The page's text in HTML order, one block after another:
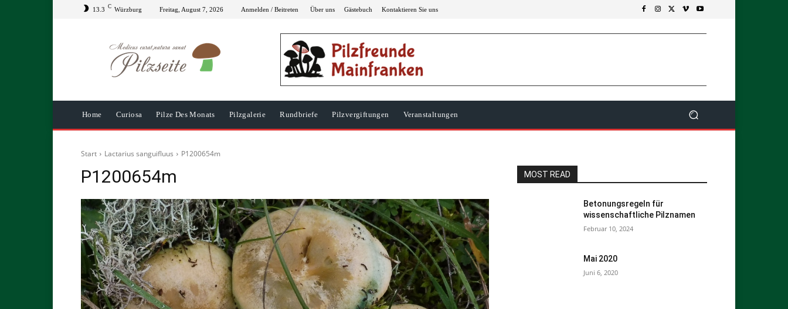
13.3 C Würzburg Freitag, August 7, 2026 Anmelden / Beitreten Über uns Gästebuch Kontaktieren Sie uns
Home Curiosa Pilze Des Monats Pilzgalerie Rundbriefe Pilzvergiftungen Veranstaltungen
Start Lactarius sanguifluus P1200654m
P1200654m MOST READ
Betonungsregeln für
wissenschaftliche Pilznamen
Februar 10, 2024
Mai 2020
Juni 6, 2020